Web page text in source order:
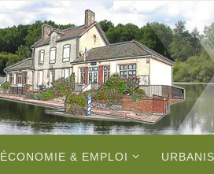
ÉCONOMIE & EMPLOI